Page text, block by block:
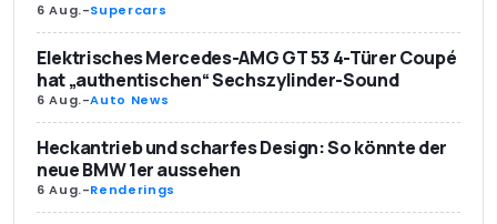
6 Aug.-Supercars
Elektrisches Mercedes-AMG GT 53 4-Türer Coupé
hat „authentischen“ Sechszylinder-Sound
6 Aug.-Auto News
Heckantrieb und scharfes Design: So könnte der
neue BMW 1er aussehen
6 Aug.-Renderings